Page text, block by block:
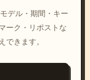
デル・期間・キー
ーク・リポストな
できます。